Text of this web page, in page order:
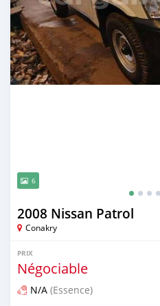
6
2008 Nissan Patrol
Conakry
PRIX
Négociable
N/A (Essence)